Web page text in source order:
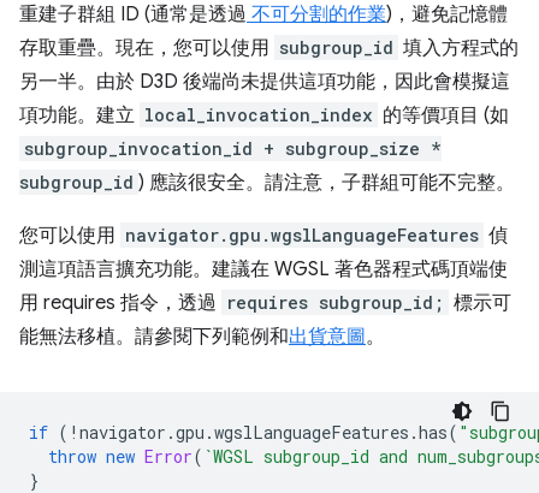
重建子群組 ID (通常是透過 不可分割的作業)，避免記憶體
存取重疊。現在，您可以使用 subgroup_id 填入方程式的
另一半。由於 D3D 後端尚未提供這項功能，因此會模擬這
項功能。建立 local_invocation_index 的等價項目 (如
subgroup_invocation_id + subgroup_size *
subgroup_id ) 應該很安全。請注意，子群組可能不完整。
您可以使用 navigator.gpu.wgslLanguageFeatures 偵
測這項語言擴充功能。建議在 WGSL 著色器程式碼頂端使
用 requires 指令，透過 requires subgroup_id; 標示可
能無法移植。請參閱下列範例和出貨意圖。
if ( ! navigator .gpu .wgslLanguageFeatures .has(
throw new Error( `WGSL subgroup_id and
}